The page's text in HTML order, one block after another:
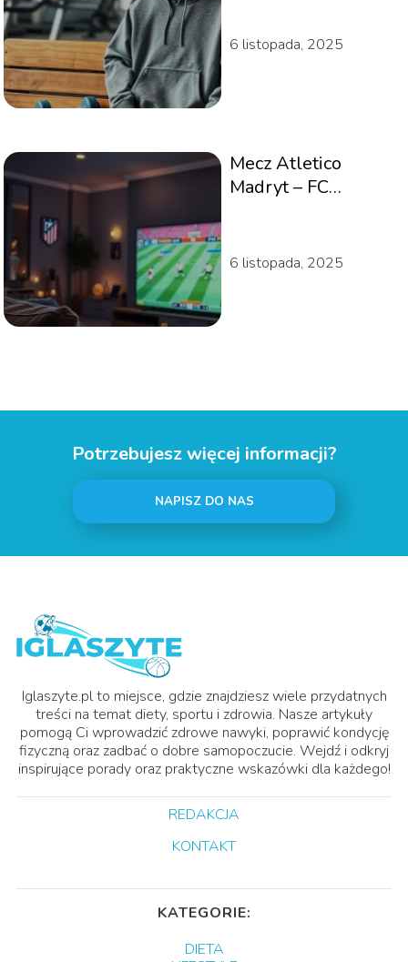
6 listopada, 2025
Mecz Atletico
Madryt – FC
6 listopada, 2025
Potrzebujesz więcej informacji?
NAPISZ DO NAS
Iglaszyte.pl to miejsce, gdzie znajdziesz wiele przydatnych
treści na temat diety, sportu i zdrowia. Nasze artykuły
pomogą Ci wprowadzić zdrowe nawyki, poprawić kondycję
fizyczną oraz zadbać o dobre samopoczucie. Wejdź i odkryj
inspirujące porady oraz praktyczne wskazówki dla każdego!
REDAKCJA
KONTAKT
KATEGORIE:
DIETA